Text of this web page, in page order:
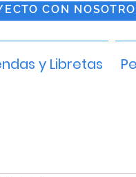
CON
y Libretas